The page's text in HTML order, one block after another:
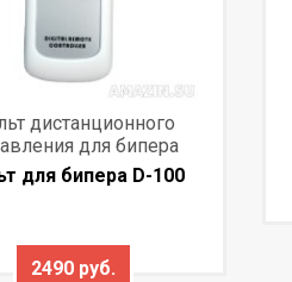
дистанционного
для бипера
для бипера D-100
2490 руб.